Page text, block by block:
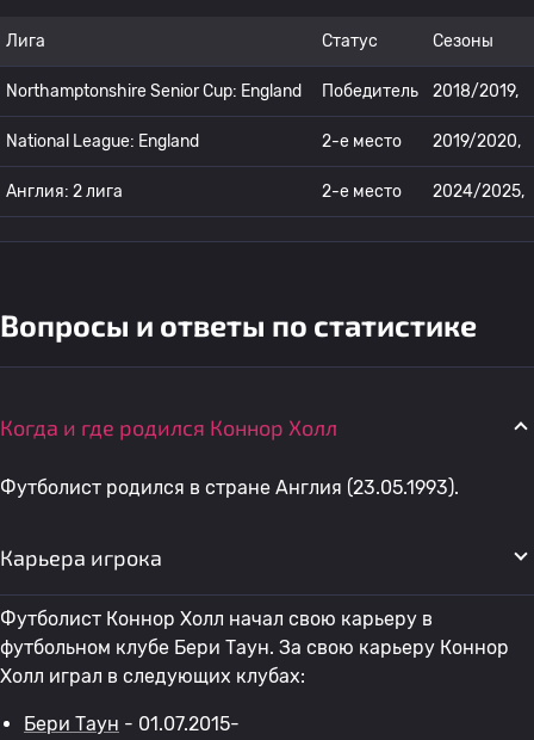
Лига Статус Сезоны
Northamptonshire Senior Cup: England Победитель 2018/2019,
National League: England 2-е место 2019/2020,
Англия: 2 лига 2-е место 2024/2025,
Вопросы и ответы по статистике
Когда и где родился Коннор Холл
Футболист родился в стране Англия (23.05.1993).
Карьера игрока
Футболист Коннор Холл начал свою карьеру в
футбольном клубе Бери Таун. За свою карьеру Коннор
Холл играл в следующих клубах:
Бери Таун - 01.07.2015-